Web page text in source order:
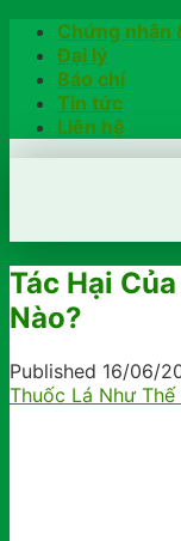
Skip
content
Chứng nhận
Đại lý
Báo chí
Tin tức
Liên hệ
Tác Hại
Nào?
Published 16/06/
Thuốc Lá Như Thế